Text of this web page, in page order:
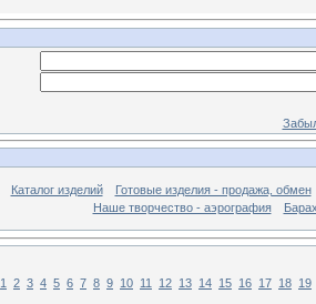
Каталог изделий
Готовые изделия - продажа, обмен
Наше творчество - аэрография
1 2 3 4 5 6 7 8 9 10 11 12 13 14 15 16 17 18 19